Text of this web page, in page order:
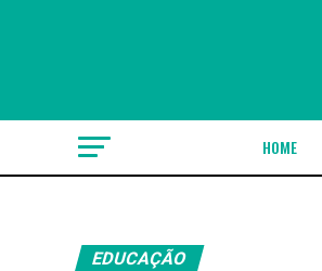
HOME
EDUCAÇÃO